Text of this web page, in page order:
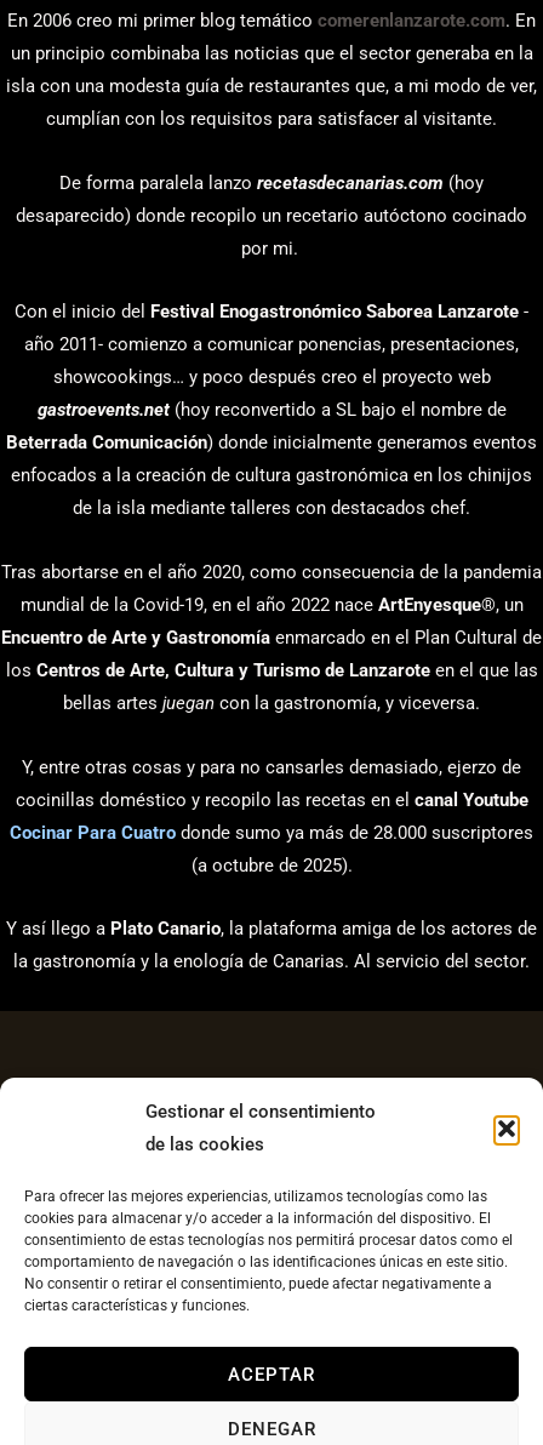
Gestionar el consentimiento
de las cookies
Para ofrecer las mejores experiencias, utilizamos tecnologías como las
cookies para almacenar y/o acceder a la información del dispositivo. El
consentimiento de estas tecnologías nos permitirá procesar datos como el
comportamiento de navegación o las identificaciones únicas en este sitio.
No consentir o retirar el consentimiento, puede afectar negativamente a
ciertas características y funciones.
ACEPTAR
DENEGAR
En 2006 creo mi primer blog temático comerenlanzarote.com. En
un principio combinaba las noticias que el sector generaba en la
isla con una modesta guía de restaurantes que, a mi modo de ver,
cumplían con los requisitos para satisfacer al visitante.
De forma paralela lanzo recetasdecanarias.com (hoy
desaparecido) donde recopilo un recetario autóctono cocinado
por mi.
Con el inicio del Festival Enogastronómico Saborea Lanzarote -
año 2011- comienzo a comunicar ponencias, presentaciones,
showcookings… y poco después creo el proyecto web
gastroevents.net(hoy reconvertido a SL bajo el nombre de
Beterrada Comunicación) donde inicialmente generamos eventos
enfocados a la creación de cultura gastronómica en los chinijos
de la isla mediante talleres con destacados chef.
Tras abortarse en el año 2020, como consecuencia de la pandemia
mundial de la Covid-19, en el año 2022 nace ArtEnyesque®, un
Encuentro de Arte y Gastronomía enmarcado en el Plan Cultural de
los Centros de Arte, Cultura y Turismo de Lanzaroteen el que las
bellas artes juegan con la gastronomía, y viceversa.
Y, entre otras cosas y para no cansarles demasiado, ejerzo de
cocinillas doméstico y recopilo las recetas en el canal Youtube
Cocinar Para Cuatro donde sumo ya más de 28.000 suscriptores
(a octubre de 2025).
Y así llego a Plato Canario, la plataforma amiga de los actores de
la gastronomía y la enología de Canarias. Al servicio del sector.
Política de Privacidad
Contacto
Política de cookies UE
Copyright © 2026 Plato Canario |Diseño web
llesestudiocreatvo.com